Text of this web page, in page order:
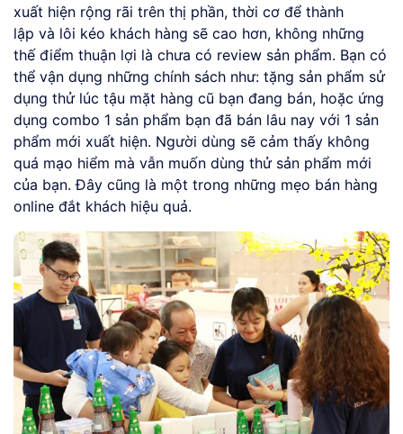
xuất hiện rộng rãi trên thị phần, thời cơ để thành
lập và lôi kéo khách hàng sẽ cao hơn, không những
thế điểm thuận lợi là chưa có review sản phẩm. Bạn có
thể vận dụng những chính sách như: tặng sản phẩm sử
dụng thử lúc tậu mặt hàng cũ bạn đang bán, hoặc ứng
dụng combo 1 sản phẩm bạn đã bán lâu nay với 1 sản
phẩm mới xuất hiện. Người dùng sẽ cảm thấy không
quá mạo hiểm mà vẫn muốn dùng thử sản phẩm mới
của bạn. Đây cũng là một trong những mẹo bán hàng
online đắt khách hiệu quả.